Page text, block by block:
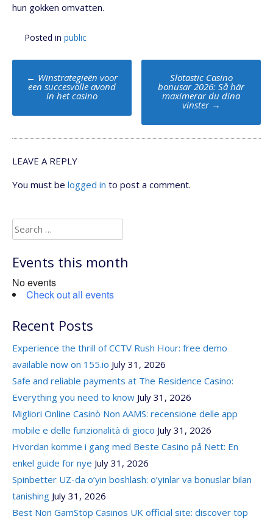
hun gokken omvatten.
Posted in public
Post
navigation
← Winstrategieën voor
een succesvolle avond
in het casino
Slotastic Casino
bonusar 2026: Så här
maximerar du dina
vinster →
LEAVE A REPLY
You must be logged in to post a comment.
Search
for:
Events this month
No events
Check out all events
Recent Posts
Experience the thrill of CCTV Rush Hour: free demo
available now on 155.io July 31, 2026
Safe and reliable payments at The Residence Casino:
Everything you need to know July 31, 2026
Migliori Online Casinò Non AAMS: recensione delle app
mobile e delle funzionalità di gioco July 31, 2026
Hvordan komme i gang med Beste Casino på Nett: En
enkel guide for nye July 31, 2026
Spinbetter UZ-da o’yin boshlash: o’yinlar va bonuslar bilan
tanishing July 31, 2026
Best Non GamStop Casinos UK official site: discover top